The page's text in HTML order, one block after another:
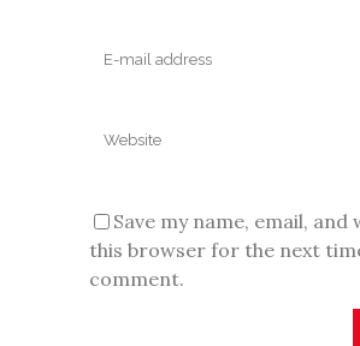
Save my name, email, and
this browser for the next
comment.